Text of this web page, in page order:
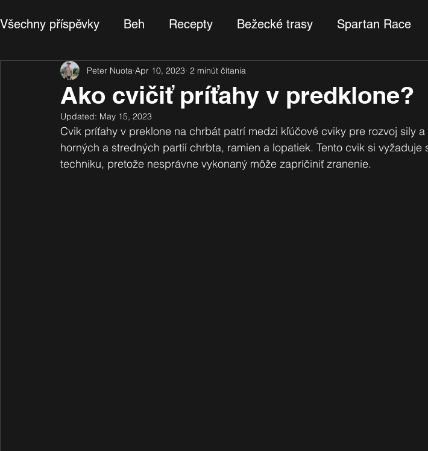
Všechny příspěvky Beh Recepty Bežecké trasy Spartan Race
Ako cvičiť Recenzia
Ako cvičiť príťahy v predklone?
Peter Nuota Apr 10, 2023 2 minút čítania
Updated: May 15, 2023
Cvik príťahy v preklone na chrbát patrí medzi kľúčové cviky pre rozvoj sily a
horných a stredných partíí chrbta, ramien a lopatiek. Tento cvik si vyžaduje
techniku, pretože nesprávne vykonaný môže zapríčiniť zranenie.